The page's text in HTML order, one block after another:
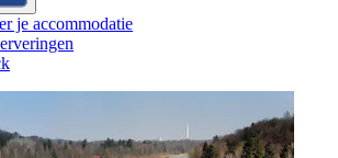
je accommodatie